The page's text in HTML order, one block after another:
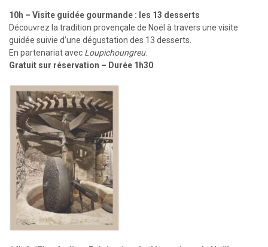
10h – Visite guidée gourmande : les 13 desserts
Découvrez la tradition provençale de Noël à travers une visite
guidée suivie d’une dégustation des 13 desserts.
En partenariat avec Loupichoungreu.
Gratuit sur réservation – Durée 1h30